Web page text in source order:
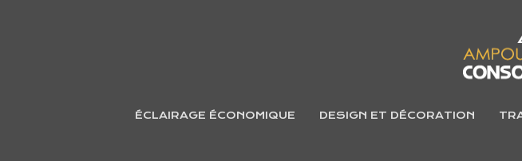
ÉCLAIRAGE ÉCONOMIQUE DESIGN ET DÉCORATION